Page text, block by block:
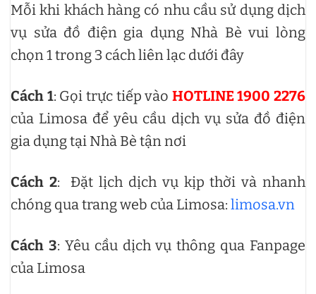
Mỗi khi khách hàng có nhu cầu sử dụng dịch
vụ sửa đồ điện gia dụng Nhà Bè vui lòng
chọn 1 trong 3 cách liên lạc dưới đây
Cách 1: Gọi trực tiếp vào HOTLINE 1900 2276
của Limosa để yêu cầu dịch vụ sửa đồ điện
gia dụng tại Nhà Bè tận nơi
Cách 2: Đặt lịch dịch vụ kịp thời và nhanh
chóng qua trang web của Limosa: limosa.vn
Cách 3: Yêu cầu dịch vụ thông qua Fanpage
của Limosa